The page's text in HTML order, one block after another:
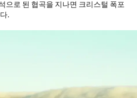
으로 된 협곡을 지나면 크리스털 폭포
.